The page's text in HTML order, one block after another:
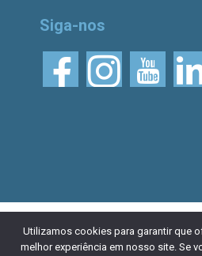
Siga-nos
© 2026 Aliança Bike.
com uma Licença Creative
Utilizamos cookies para garantir que
melhor experiência em nosso site. Se